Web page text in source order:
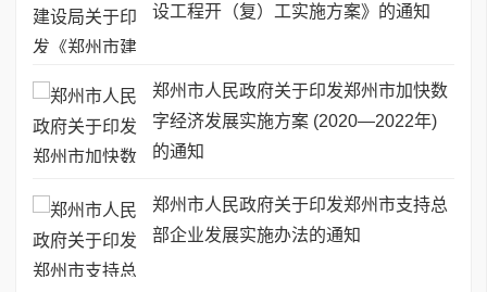
设工程开（复）工实施方案》的通知
郑州市人民政府关于印发郑州市加快数
字经济发展实施方案 (2020—2022年)
的通知
郑州市人民政府关于印发郑州市支持总
部企业发展实施办法的通知